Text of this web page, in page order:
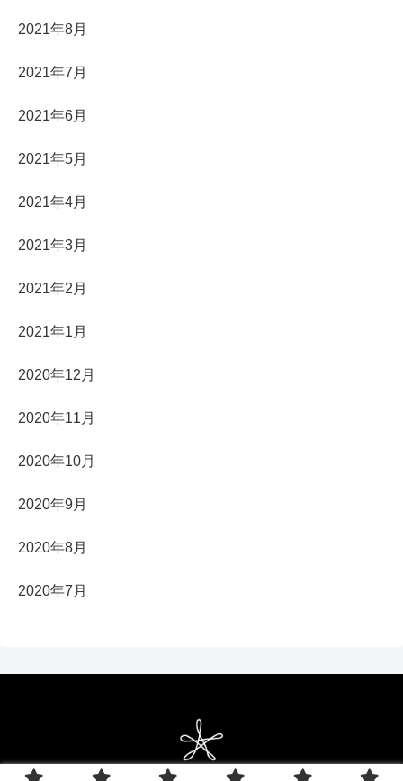
2021年8月
2021年7月
2021年6月
2021年5月
2021年4月
2021年3月
2021年2月
2021年1月
2020年12月
2020年11月
2020年10月
2020年9月
2020年8月
2020年7月